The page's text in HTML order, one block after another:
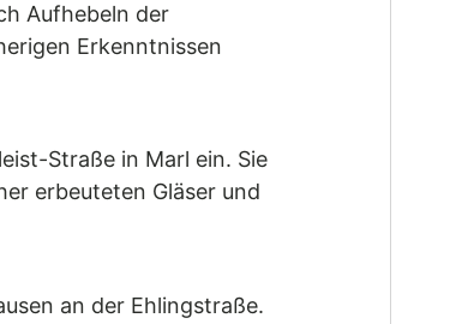
Aufhebeln der
Erkenntnissen
Straße in Marl ein. Sie
erbeuteten Gläser und
an der Ehlingstraße.